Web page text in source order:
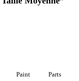
Paint Parts